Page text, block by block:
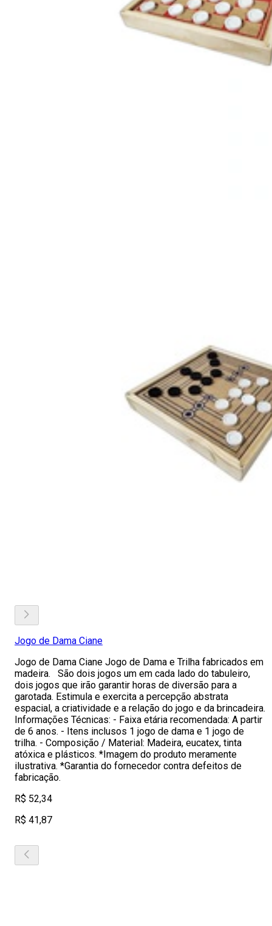
Jogo de Dama Ciane
Jogo de Dama Ciane Jogo de Dama e Trilha fabricados em
madeira. São dois jogos um em cada lado do tabuleiro,
dois jogos que irão garantir horas de diversão para a
garotada. Estimula e exercita a percepção abstrata
espacial, a criatividade e a relação do jogo e da brincadeira.
Informações Técnicas: - Faixa etária recomendada: A partir
de 6 anos. - Itens inclusos 1 jogo de dama e 1 jogo de
trilha. - Composição / Material: Madeira, eucatex, tinta
atóxica e plásticos. *Imagem do produto meramente
ilustrativa. *Garantia do fornecedor contra defeitos de
fabricação.
R$ 52,34
R$ 41,87